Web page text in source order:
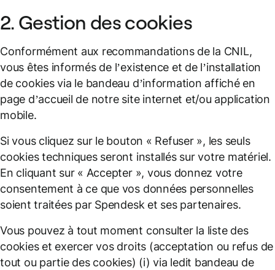
2. Gestion des cookies
Conformément aux recommandations de la CNIL,
vous êtes informés de l’existence et de l’installation
de cookies via le bandeau d’information affiché en
page d’accueil de notre site internet et/ou application
mobile.
Si vous cliquez sur le bouton « Refuser », les seuls
cookies techniques seront installés sur votre matériel.
En cliquant sur « Accepter », vous donnez votre
consentement à ce que vos données personnelles
soient traitées par Spendesk et ses partenaires.
Vous pouvez à tout moment consulter la liste des
cookies et exercer vos droits (acceptation ou refus de
tout ou partie des cookies) (i) via ledit bandeau de